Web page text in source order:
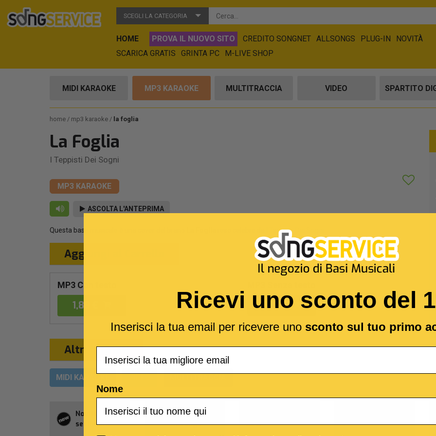
SCEGLI LA CATEGORIA
HOME PROVA IL NUOVO SITO CREDITO SONGNET ALLSONGS PLUG-IN
NOVITÀ
SCARICA GRATIS
GRINTA PC M-LIVE SHOP
MIDI KARAOKE MP3 KARAOKE MULTITRACCIA VIDEO SPARTITO
home mp3 karaoke la foglia
La Foglia
I Teppisti Dei Sogni
MP3 KARAOKE
ASCOLTA L'ANTEPRIMA
Questa base musicale è una cover del brano I Teppisti Dei Sogni
Aggiungi al Carrello
MP3 Con testo
1,89 € 1,89 €
Altri formati
MIDI KARAOKE
Novità della
settimana
Abbonamento
Allsongs
Ricevi uno sconto del
Inserisci la tua email per ricevere uno sconto sul tuo primo
Nome